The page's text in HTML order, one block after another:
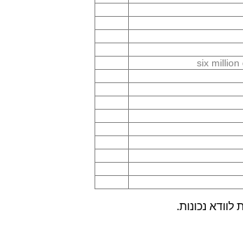
six million
נכונות.